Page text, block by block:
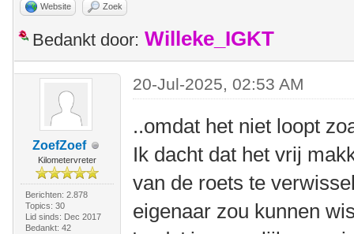
Website Zoek
Bedankt door: Willeke_IGKT
ZoefZoef
Kilometervreter
Berichten: 2.878
Topics: 30
Lid sinds: Dec 2017
Bedankt: 42
20-Jul-2025, 02:53 AM
..omdat het niet loopt
Ik dacht dat het vrij
van de roets te
eigenaar zou kunnen